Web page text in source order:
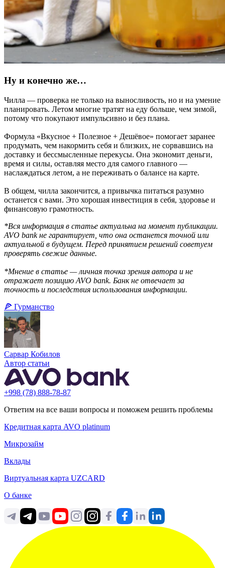
Ну и конечно же…
Чилла — проверка не только на выносливость, но и на умение
планировать. Летом многие тратят на еду больше, чем зимой,
потому что покупают импульсивно и без плана.
Формула «Вкусное + Полезное + Дешёвое» помогает заранее
продумать, чем накормить себя и близких, не сорвавшись на
доставку и бессмысленные перекусы. Она экономит деньги,
время и силы, оставляя место для самого главного —
наслаждаться летом, а не переживать о балансе на карте.
В общем, чилла закончится, а привычка питаться разумно
останется с вами. Это хорошая инвестиция в себя, здоровье и
финансовую грамотность.
*Вся информация в статье актуальна на момент публикации.
AVO bank не гарантирует, что она останется точной или
актуальной в будущем. Перед принятием решений советуем
проверять свежие данные.
*Мнение в статье — личная точка зрения автора и не
отражает позицию AVO bank. Банк не отвечает за
точность и последствия использования информации.
🍕 Гурманство
Сарвар Кобилов
Автор статьи
+998 (78) 888-78-87
Ответим на все ваши вопросы и поможем решить проблемы
Кредитная карта AVO platinum
Микрозайм
Вклады
Виртуальная карта UZCARD
О банке